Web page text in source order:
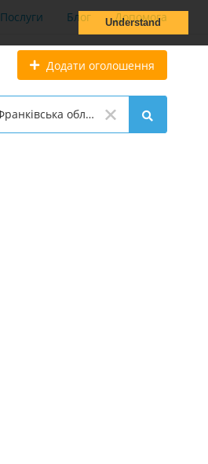
Understand
Послуги Блог Допомога
Додати оголошення